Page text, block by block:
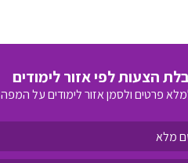
הצעות לפי אזור לימודים
פרטים ולסמן אזור לימודים על המפה